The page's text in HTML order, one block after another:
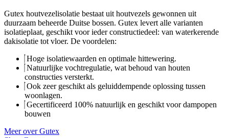
Gutex houtvezelisolatie bestaat uit houtvezels gewonnen uit
duurzaam beheerde Duitse bossen. Gutex levert alle varianten
isolatieplaat, geschikt voor ieder constructiedeel: van waterkerende
dakisolatie tot vloer. De voordelen:
Hoge isolatiewaarden en optimale hittewering.
Natuurlijke vochtregulatie, wat behoud van houten
constructies versterkt.
Ook zeer geschikt als geluiddempende oplossing tussen
woonlagen.
Gecertificeerd 100% natuurlijk en geschikt voor dampopen
bouwen
Meer over Gutex